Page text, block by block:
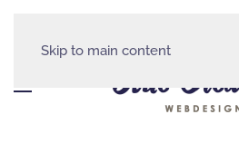
Skip to main content